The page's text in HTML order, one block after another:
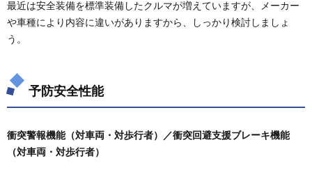
4.
ジャ
け純
正ア
クセ
4.1.
純正ブ
最近は安全装備を標準装備したクルマが増えていますが、メーカー
や車種により内容に違いがありますから、しっかり検討しましょ
う。
予防安全性能
衝突警報機能（対車両・対歩行者）／衝突回避支援ブレーキ機能
（対車両・対歩行者）